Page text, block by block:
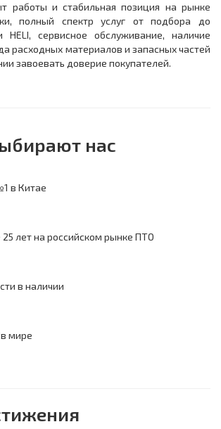
работы и стабильная позиция на рынке
полный спектр услуг от подбора до
HELI, сервисное обслуживание, наличие
расходных материалов и запасных частей
завоевать доверие покупателей.
нас
в Китае
25 лет на российском рынке ПТО
в наличии
мире